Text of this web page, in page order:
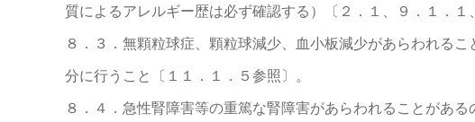
質によるアレルギー歴は必ず確認する）〔２．１、９．１．１
８．３．無顆粒球症、顆粒球減少、血小板減少があらわれる
分に行うこと〔１１．１．５参照〕。
８．４．急性腎障害等の重篤な腎障害があらわれることがあ